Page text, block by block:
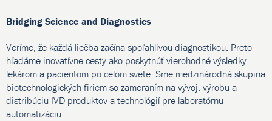
Bridging Science and Diagnostics
Veríme, že každá liečba začína spoľahlivou diagnostikou. Preto
hľadáme inovatívne cesty ako poskytnúť vierohodné výsledky
lekárom a pacientom po celom svete. Sme medzinárodná skupina
biotechnologických firiem so zameraním na vývoj, výrobu a
distribúciu IVD produktov a technológií pre laboratórnu
automatizáciu.